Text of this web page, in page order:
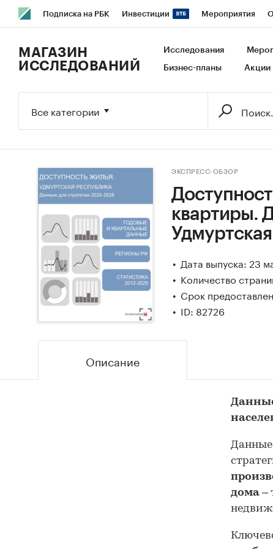
Подписка на РБК Инвестиции Мероприятия
Исследования Кредитные рейтинги Франшизы
МАГАЗИН
ИССЛЕДОВАНИЙ
Исследования
Бизнес-планы Акции
Все категории
ЭКСПРЕСС-ОБЗОР
квартиры.
Дата выпуска: 23
Количество
Срок
ID: 82726
Описание
Данные
дома –